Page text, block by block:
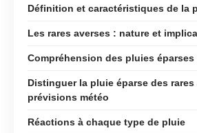
Définition et caractéristiques de la
Les rares averses : nature et
Compréhension des pluies éparses
Distinguer la pluie éparse des
prévisions météo
Réactions à chaque type de pluie